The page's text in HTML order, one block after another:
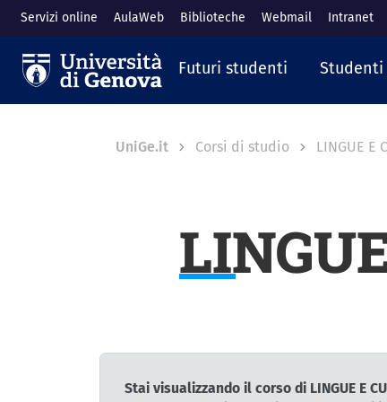
al contenuto principale
Servizi online AulaWeb Biblioteche Webmail Intranet
Navigazione
Futuri studenti Studenti
Breadcrumb
UniGe.it Corsi di studio LINGUE E
Stai visualizzando il corso di LINGUE E